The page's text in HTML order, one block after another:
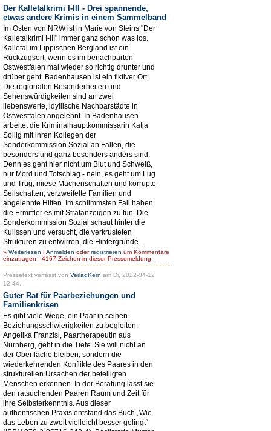
Der Kalletalkrimi I-III - Drei spannende,
etwas andere Krimis in einem Sammelband
Im Osten von NRW ist in Marie von Steins "Der
Kalletalkrimi I-III" immer ganz schön was los.
Kalletal im Lippischen Bergland ist ein
Rückzugsort, wenn es im benachbarten
Ostwestfalen mal wieder so richtig drunter und
drüber geht. Badenhausen ist ein fiktiver Ort.
Die regionalen Besonderheiten und
Sehenswürdigkeiten sind an zwei
liebenswerte, idyllische Nachbarstädte in
Ostwestfalen angelehnt. In Badenhausen
arbeitet die Kriminalhauptkommissarin Katja
Sollig mit ihren Kollegen der
Sonderkommission Sozial an Fällen, die
besonders und ganz besonders anders sind.
Denn es geht hier nicht um Blut und Schweiß,
nur Mord und Totschlag - nein, es geht um Lug
und Trug, miese Machenschaften und korrupte
Seilschaften, verzweifelte Familien und
abgelehnte Hilfen. Im schlimmsten Fall haben
die Ermittler es mit Strafanzeigen zu tun. Die
Sonderkommission Sozial schaut hinter die
Kulissen und versucht, die verkrusteten
Strukturen zu entwirren, die Hintergründe...
» Weiterlesen | Anmelden oderregistrieren um Kommentare
einzutragen - 4167 Zeichen in dieser Pressemeldung
Pressetext verfasst von VerlagKern am Di, 2022-04-12
12:44.
Guter Rat für Paarbeziehungen und
Familienkrisen
Es gibt viele Wege, ein Paar in seinen
Beziehungsschwierigkeiten zu begleiten.
Angelika Franzisi, Paartherapeutin aus
Nürnberg, geht in die Tiefe. Sie will nicht an
der Oberfläche bleiben, sondern die
wiederkehrenden Konflikte des Paares in den
strukturellen Ursachen der beteiligten
Menschen erkennen. In der Beratung lässt sie
den ratsuchenden Paaren Raum und Zeit für
ihre Selbsterkenntnis. Aus dieser
authentischen Praxis entstand das Buch „Wie
das Leben zu zweit vielleicht besser gelingt“